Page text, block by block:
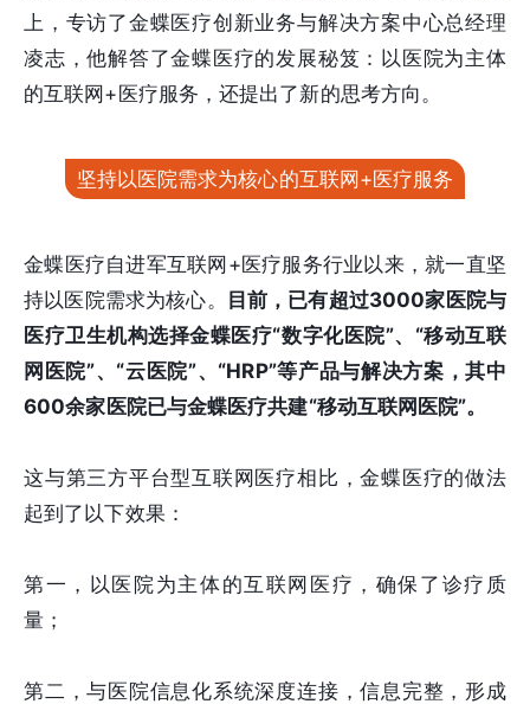
上，专访了金蝶医疗创新业务与解决方案中心总经理
凌志，他解答了金蝶医疗的发展秘笈：以医院为主体
的互联网+医疗服务，还提出了新的思考方向。
坚持以医院需求为核心的互联网+医疗服务
金蝶医疗自进军互联网+医疗服务行业以来，就一直坚
持以医院需求为核心。
目前，已有超过3000家医院与
医疗卫生机构选择金蝶医疗“数字化医院”、“移动互联
网医院”、“云医院”、“HRP”等产品与解决方案，其中
600余家医院已与金蝶医疗共建“移动互联网医院”。
这与第三方平台型互联网医疗相比，金蝶医疗的做法
起到了以下效果：
第一，以医院为主体的互联网医疗，确保了诊疗质
量；
第二，与医院信息化系统深度连接，信息完整，形成